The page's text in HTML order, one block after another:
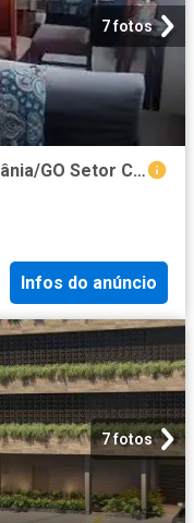
7 fotos
Apartamento para Venda em Goiânia/GO Setor Central 2 Quartos
Infos do anúncio
7 fotos